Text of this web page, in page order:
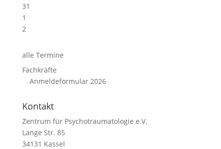
31
1
2
alle Termine
Fachkräfte
Anmeldeformular 2026
Kontakt
Zentrum für Psychotraumatologie e.V.
Lange Str. 85
34131 Kassel